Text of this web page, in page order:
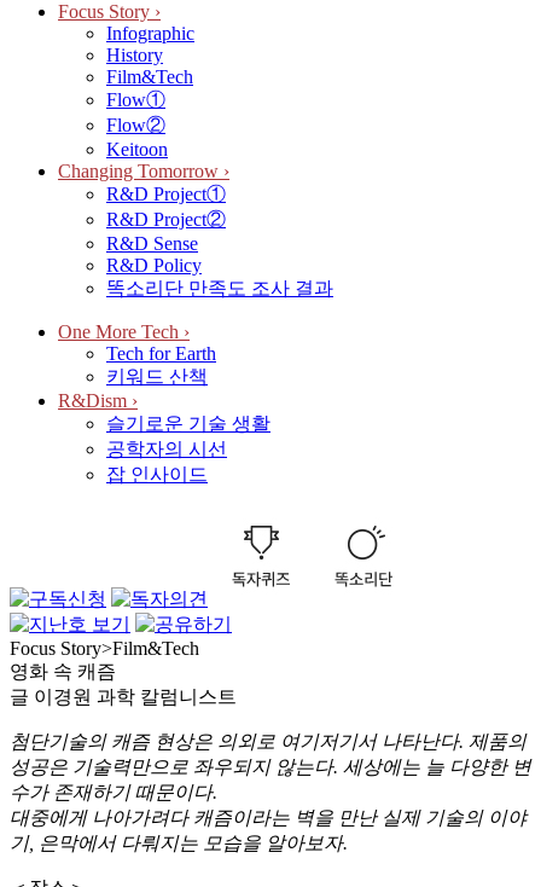
Focus Story ›
Infographic
History
Film&Tech
Flow①
Flow②
Keitoon
Changing Tomorrow ›
R&D Project①
R&D Project②
R&D Sense
R&D Policy
똑소리단 만족도 조사 결과
One More Tech ›
Tech for Earth
키워드 산책
R&Dism ›
슬기로운 기술 생활
공학자의 시선
잡 인사이드
Focus Story>Film&Tech
영화 속 캐즘
글 이경원 과학 칼럼니스트
첨단기술의 캐즘 현상은 의외로 여기저기서 나타난다. 제품의
성공은 기술력만으로 좌우되지 않는다. 세상에는 늘 다양한 변
수가 존재하기 때문이다.
대중에게 나아가려다 캐즘이라는 벽을 만난 실제 기술의 이야
기, 은막에서 다뤄지는 모습을 알아보자.